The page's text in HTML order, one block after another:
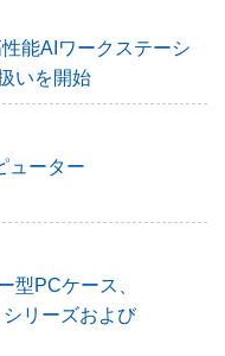
能AIワークステーシ
いを開始
ューター
型PCケース、
リーズおよび